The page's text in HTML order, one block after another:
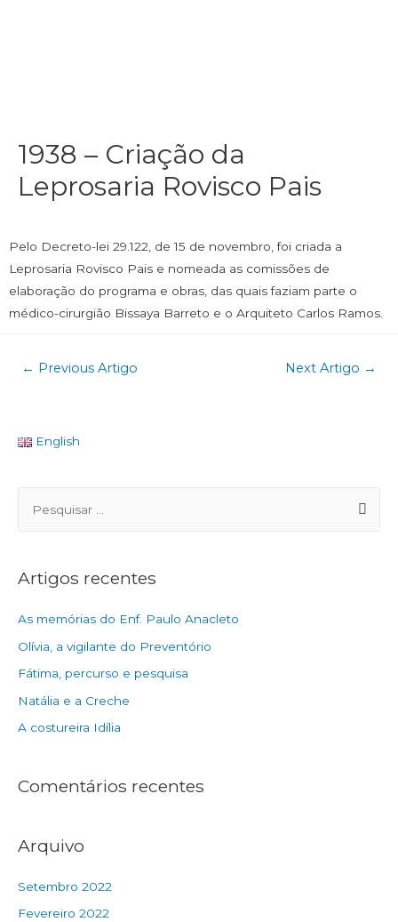
1938 – Criação da
Leprosaria Rovisco Pais
Pelo Decreto-lei 29.122, de 15 de novembro, foi criada a
Leprosaria Rovisco Pais e nomeada as comissões de
elaboração do programa e obras, das quais faziam parte o
médico-cirurgião Bissaya Barreto e o Arquiteto Carlos Ramos.
← Previous Artigo Next Artigo →
English
Artigos recentes
As memórias do Enf. Paulo Anacleto
Olívia, a vigilante do Preventório
Fátima, percurso e pesquisa
Natália e a Creche
A costureira Idília
Comentários recentes
Arquivo
Setembro 2022
Fevereiro 2022